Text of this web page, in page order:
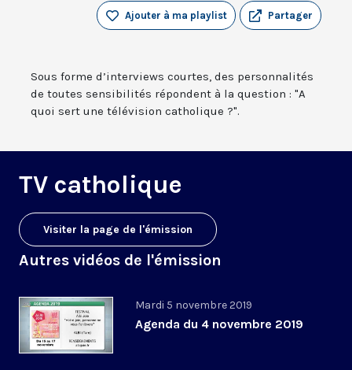
Partager
Ajouter à ma playlist
Sous forme d’interviews courtes, des personnalités
de toutes sensibilités répondent à la question : "A
quoi sert une télévision catholique ?".
TV catholique
Visiter la page de l'émission
Autres vidéos de l'émission
Mardi 5 novembre 2019
Agenda du 4 novembre 2019